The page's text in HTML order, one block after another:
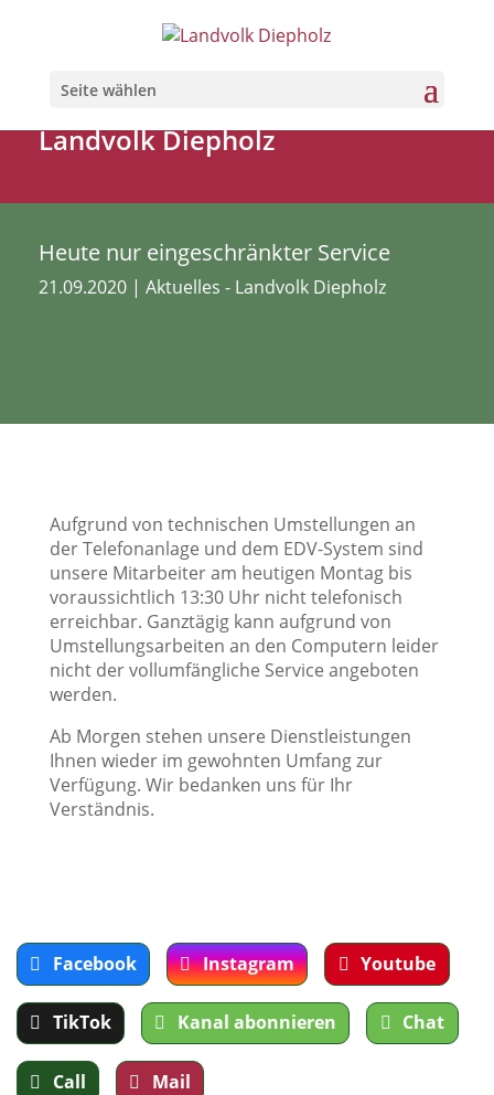
Seite wählen
Landvolk Diepholz
Heute nur eingeschränkter Service
21.09.2020 | Aktuelles - Landvolk Diepholz
Aufgrund von technischen Umstellungen an
der Telefonanlage und dem EDV-System sind
unsere Mitarbeiter am heutigen Montag bis
voraussichtlich 13:30 Uhr nicht telefonisch
erreichbar. Ganztägig kann aufgrund von
Umstellungsarbeiten an den Computern leider
nicht der vollumfängliche Service angeboten
werden.
Ab Morgen stehen unsere Dienstleistungen
Ihnen wieder im gewohnten Umfang zur
Verfügung. Wir bedanken uns für Ihr
Verständnis.
Facebook Instagram Youtube
TikTok Kanal abonnieren Chat
Call Mail